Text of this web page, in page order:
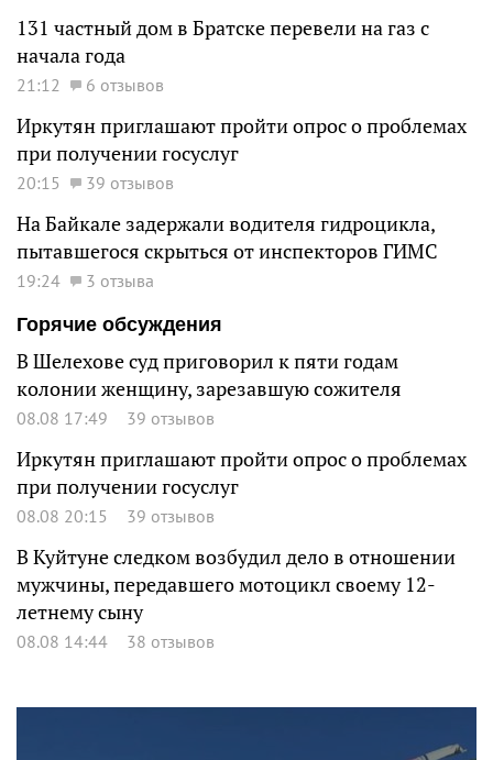
131 частный дом в Братске перевели на газ с
начала года
21:12 6 отзывов
Иркутян приглашают пройти опрос о проблемах
при получении госуслуг
20:15 39 отзывов
На Байкале задержали водителя гидроцикла,
пытавшегося скрыться от инспекторов ГИМС
19:24
3 отзыва
Горячие обсуждения
В Шелехове суд приговорил к пяти годам
колонии женщину, зарезавшую сожителя
08.08 17:49 39 отзывов
Иркутян приглашают пройти опрос о проблемах
при получении госуслуг
08.08 20:15 39 отзывов
В Куйтуне следком возбудил дело в отношении
мужчины, передавшего мотоцикл своему 12-
летнему сыну
08.08 14:44 38 отзывов